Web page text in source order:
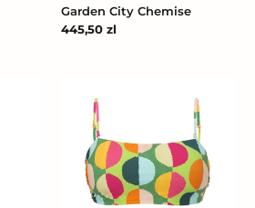
Garden City Chemise
Cena
445,50 zl
Garden-
Bandeau-
Reto